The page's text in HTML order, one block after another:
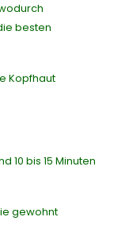
besten
Kopfhaut
10 bis 15 Minuten
gewohnt